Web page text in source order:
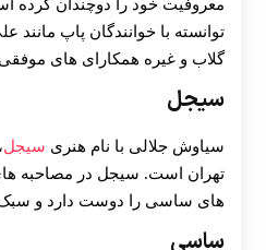
توانسته با خوانندگان پاپ مانند
گلاب و غیره همکارای های
سیجل
سیاوش جلالی با نام هنری سیجل
تهران است. سیجل در مصاحبه
های ساسی را دوست دارد و
ساسی